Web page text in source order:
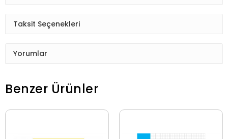
Taksit Seçenekleri
Yorumlar
Benzer Ürünler